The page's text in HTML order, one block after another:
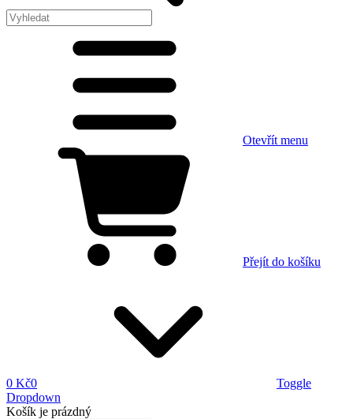
Otevřít menu
Přejít do košíku
0 Kč0
Toggle
Dropdown
Košík je prázdný